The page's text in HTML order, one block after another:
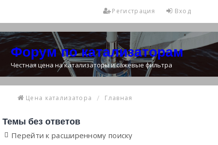
Вход
Регистрация
Форум по катализаторам
Честная цена на катализаторы и сажевые фильтра
Цена катализатора Главная
Темы без ответов
Перейти к расширенному поиску